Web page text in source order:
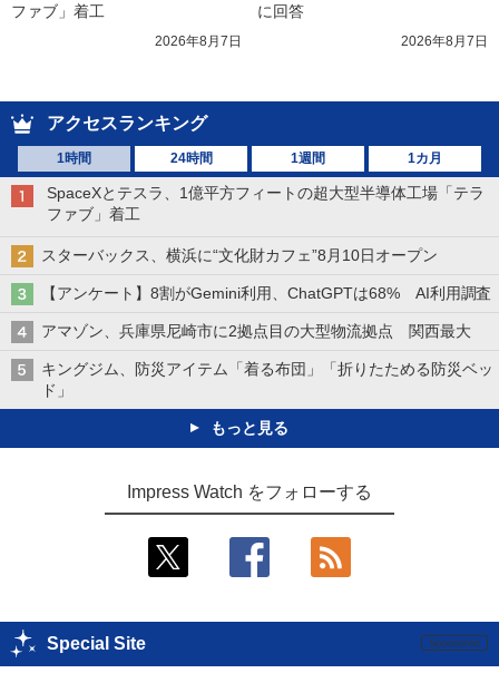
ファブ」着工
2026年8月7日
に回答
2026年8月7日
アクセスランキング
1時間 24時間 1週間 1カ月
SpaceXとテスラ、1億平方フィートの超大型半導体工場「テラ
ファブ」着工
スターバックス、横浜に“文化財カフェ”8月10日オープン
【アンケート】8割がGemini利用、ChatGPTは68% AI利用調査
アマゾン、兵庫県尼崎市に2拠点目の大型物流拠点 関西最大
キングジム、防災アイテム「着る布団」「折りたためる防災ベッ
ド」
もっと見る
Impress Watch をフォローする
Special Site